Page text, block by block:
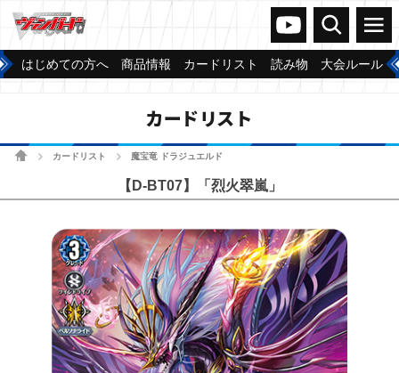
ヴァンガードch
検索 メニュー
はじめての方へ 商品情報 カードリスト 読み物 大会ルール
カードリスト
ホームカードリスト 魔宝竜 ドラジュエルド
【D-BT07】「烈火翠嵐」